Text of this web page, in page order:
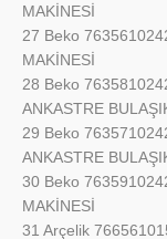
MAKİNESİ
27 Beko
MAKİNESİ
28 Beko
ANKASTRE
29 Beko
ANKASTRE
30 Beko
MAKİNESİ
31 Arçelik